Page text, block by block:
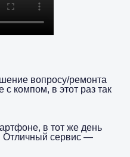
вопросу/ремонта
компом, в этот раз так
в тот же день
Отличный сервис —